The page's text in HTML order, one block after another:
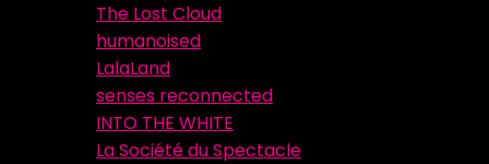
The Lost Cloud
humanoised
LalaLand
senses reconnected
INTO THE WHITE
La Société du Spectacle